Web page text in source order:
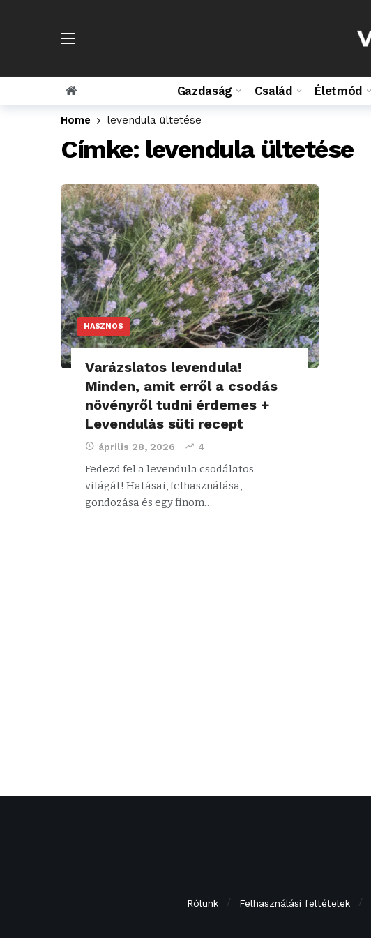
Gazdaság Család Életmód
Home levendula ültetése
Címke: levendula ültetése
HASZNOS
Varázslatos levendula!
Minden, amit erről a csodás
növényről tudni érdemes +
Levendulás süti recept
április 28, 2026 4
Fedezd fel a levendula csodálatos
világát! Hatásai, felhasználása,
gondozása és egy finom…
Rólunk Felhasználási feltételek